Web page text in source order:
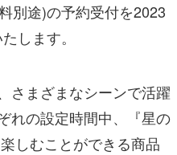
別途)の予約受付を2023
します。
さまざまなシーンで活躍
れの設定時間中、『星の
しむことができる商品